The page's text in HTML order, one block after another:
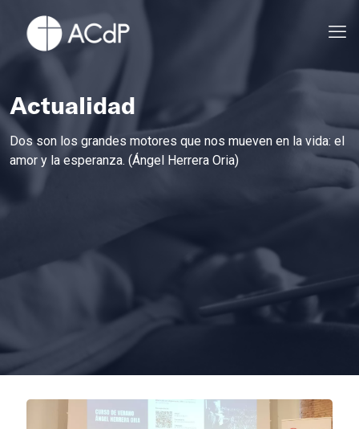
Actualidad
Dos son los grandes motores que nos mueven en la vida: el
amor y la esperanza. (Ángel Herrera Oria)